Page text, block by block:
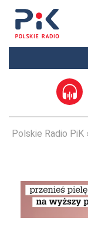
Polskie Radio PiK